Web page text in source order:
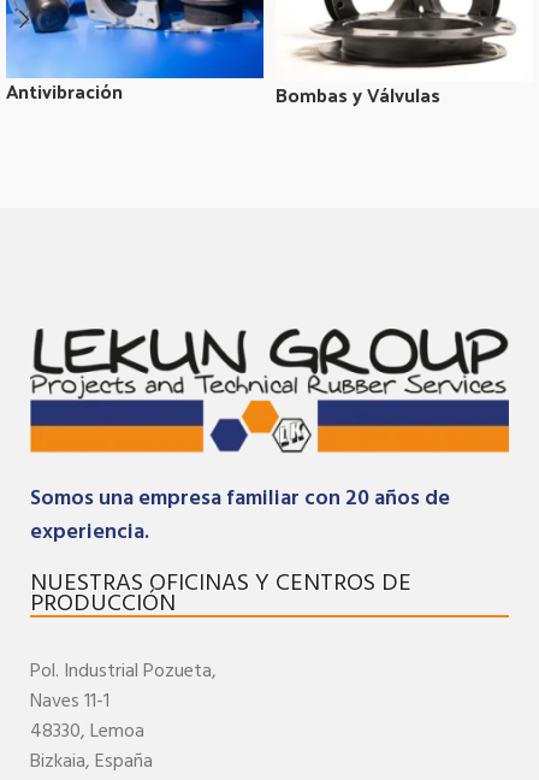
Antivibración Bombas y Válvulas
Somos una empresa familiar con 20 años de
experiencia.
NUESTRAS OFICINAS Y CENTROS DE
PRODUCCIÓN
Pol. IndustrialPozueta,
Naves 11-1
48330,Lemoa
Bizkaia,España